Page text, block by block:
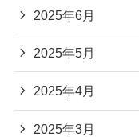
2025年6月
2025年5月
2025年4月
2025年3月